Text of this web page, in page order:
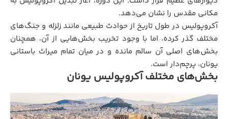
مکانی مقدس را نشان می‌دهد.
آکروپولیس در طول تاریخ از حوادث طبیعی مانند زلزله و جنگ‌های
مختلف گذر کرده، اما با وجود تخریب بخش‌هایی از آن، همچنان
بخش‌های اصلی آن سالم مانده و در میان تمام میراث باستانی
یونان، پرچم‌دار است.
بخش‌های مختلف آکروپولیس یونان